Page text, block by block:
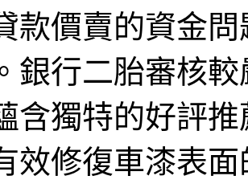
款價賣的資金問
銀行二胎審核
含獨特的好評
效修復車漆表